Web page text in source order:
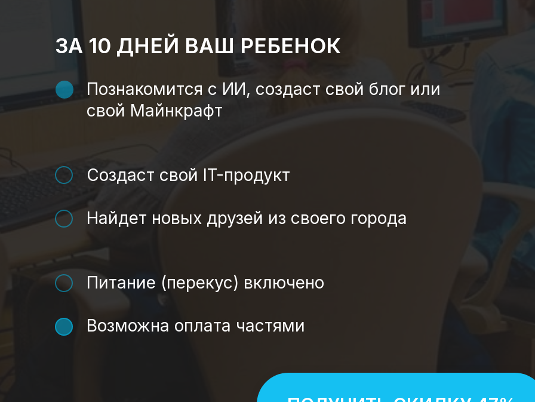
ЗА 10 ДНЕЙ ВАШ РЕБЕНОК
ЗА 10 ДНЕЙ ВАШ РЕБЕНОК
Познакомится с ИИ, создаст свой блог или
свой Майнкрафт
Создаст свой IT-продукт
Найдет новых друзей из своего города
Питание (перекус) включено
Возможна оплата частями